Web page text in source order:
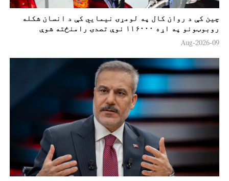
چين کې د روان کال په لومړۍ نیمایي کې د انسان شکله
روبوټونو په اړه ۱۱۶۰۰۰ نوې تصدۍ رامنځته شوې
09-Aug-2026